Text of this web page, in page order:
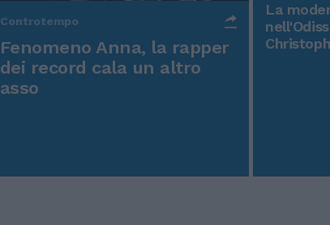
Controtempo
Fenomeno Anna, la rapper
dei record cala un altro
asso
La